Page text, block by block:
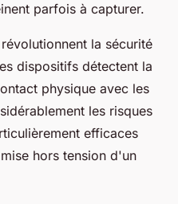
parfois à capturer.
révolutionnent la sécurité
dispositifs détectent la
physique avec les
les risques
efficaces
hors tension d'un